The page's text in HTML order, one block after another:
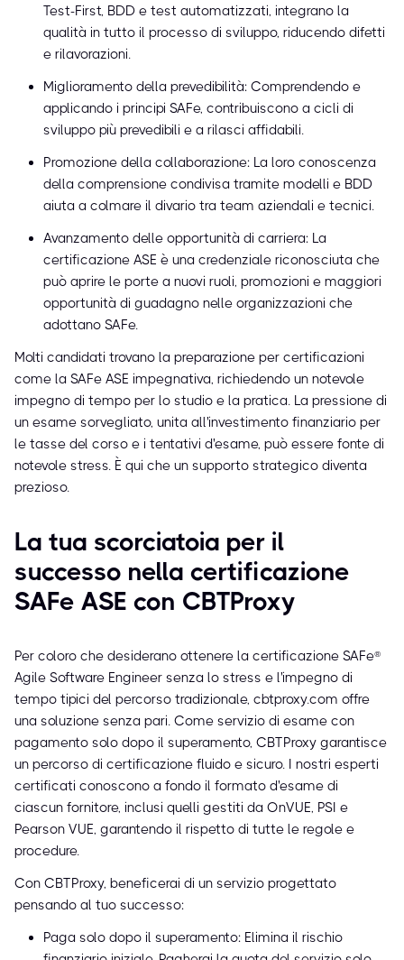
Test-First, BDD e test automatizzati, integrano la
qualità in tutto il processo di sviluppo, riducendo difetti
e rilavorazioni.
Miglioramento della prevedibilità: Comprendendo e
applicando i principi SAFe, contribuiscono a cicli di
sviluppo più prevedibili e a rilasci affidabili.
Promozione della collaborazione: La loro conoscenza
della comprensione condivisa tramite modelli e BDD
aiuta a colmare il divario tra team aziendali e tecnici.
Avanzamento delle opportunità di carriera: La
certificazione ASE è una credenziale riconosciuta che
può aprire le porte a nuovi ruoli, promozioni e maggiori
opportunità di guadagno nelle organizzazioni che
adottano SAFe.
Molti candidati trovano la preparazione per certificazioni
come la SAFe ASE impegnativa, richiedendo un notevole
impegno di tempo per lo studio e la pratica. La pressione di
un esame sorvegliato, unita all'investimento finanziario per
le tasse del corso e i tentativi d'esame, può essere fonte di
notevole stress. È qui che un supporto strategico diventa
prezioso.
La tua scorciatoia per il
successo nella certificazione
SAFe ASE con CBTProxy
Per coloro che desiderano ottenere la certificazione SAFe®
Agile Software Engineer senza lo stress e l'impegno di
tempo tipici del percorso tradizionale, cbtproxy.com offre
una soluzione senza pari. Come servizio di esame con
pagamento solo dopo il superamento, CBTProxy garantisce
un percorso di certificazione fluido e sicuro. I nostri esperti
certificati conoscono a fondo il formato d'esame di
ciascun fornitore, inclusi quelli gestiti da OnVUE, PSI e
Pearson VUE, garantendo il rispetto di tutte le regole e
procedure.
Con CBTProxy, beneficerai di un servizio progettato
pensando al tuo successo:
Paga solo dopo il superamento: Elimina il rischio